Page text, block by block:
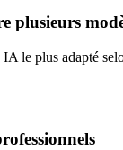
plusieurs
le plus adapté